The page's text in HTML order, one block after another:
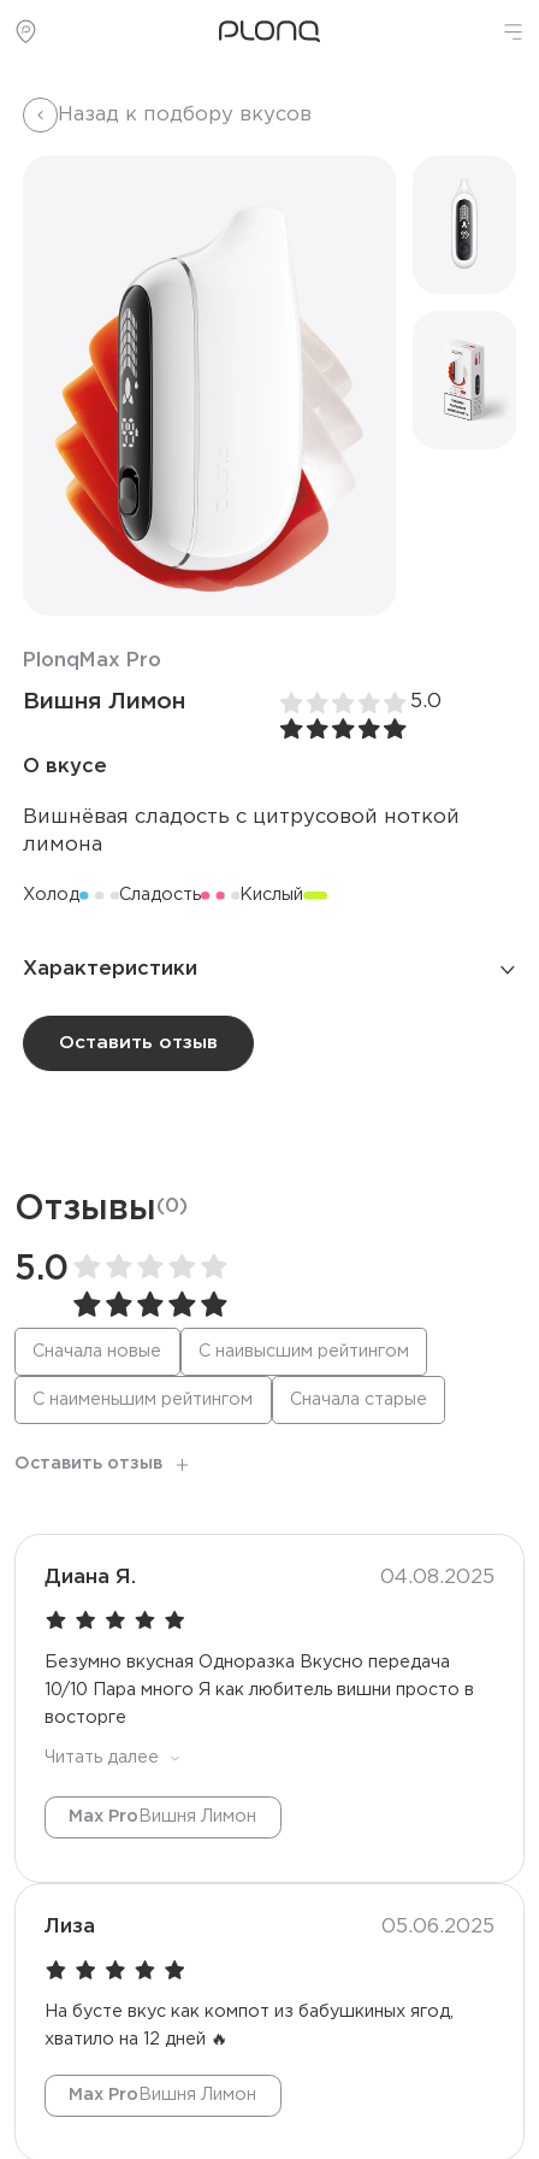
Назад к подбору вкусов
Plonq Max Pro
Вишня Лимон 5.0
О вкусе
Вишнёвая сладость с цитрусовой ноткой
лимона
Холод Сладость Кислый
Характеристики
Количество затяжек
Режим
Количество вкусов
Меш
Перезарядка Type-C
Оставить отзыв
Отзывы (0)
5.0
Сначала новые С наивысшим рейтингом
С наименьшим рейтингом Сначала старые
Оставить отзыв
Диана Я. 04.08.2025
Безумно вкусная Одноразка Вкусно передача
10/10 Пара много Я как любитель вишни просто в
восторге
Читать далее
Max Pro Вишня Лимон
Лиза 05.06.2025
На бусте вкус как компот из бабушкиных ягод,
хватило на 12 дней 🔥
Max Pro Вишня Лимон